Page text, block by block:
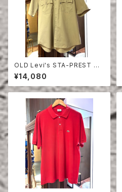
OLD Levi's STA-PREST HA
LF SLEEVE SHIRT
¥14,080